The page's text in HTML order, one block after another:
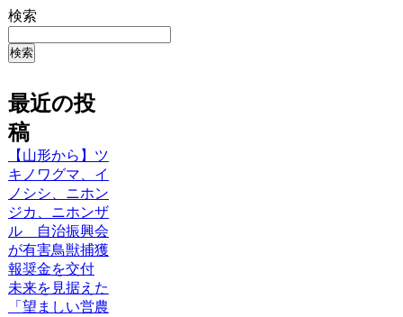
検索
検索
最近の投
稿
【山形から】ツ
キノワグマ、イ
ノシシ、ニホン
ジカ、ニホンザ
ル 自治振興会
が有害鳥獣捕獲
報奨金を交付
未来を見据えた
「望ましい営農